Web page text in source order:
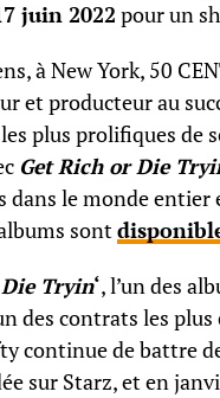
juin 2022 pour un
à New York, 50
et producteur au
plus prolifiques de
Get Rich or Die
dans le monde entier
sont
Tryin‘, l’un des
des contrats les
continue de battre
sur Starz, et en